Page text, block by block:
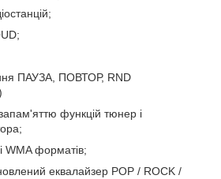
ПАУЗА, ПОВТОР, RND
функцій тюнер і
WMA форматів;
еквалайзер POP / ROCK /